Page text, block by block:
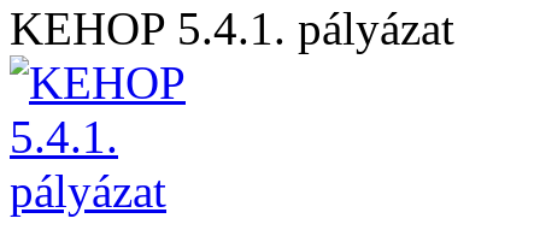
KEHOP 5.4.1. pályázat